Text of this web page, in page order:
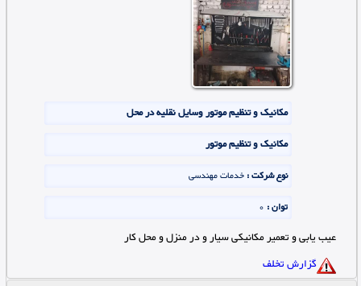
مکانیک و تنظیم موتور وسایل نقلیه در محل
مکانیک و تنظیم موتور
نوع شرکت :خدمات مهندسی
توان : 0
عیب یابی و تعمیر مکانیکی سیار و در منزل و محل کار
گزارش تخلف